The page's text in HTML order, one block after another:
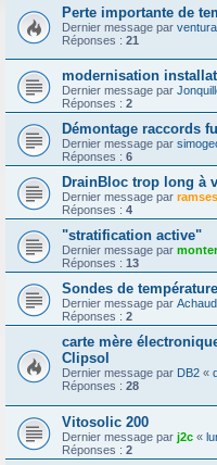
Perte importante de
Dernier message par ventura
Réponses : 21
modernisation
Dernier message par
Réponses : 2
Démontage raccords
Dernier message par
Réponses : 6
DrainBloc trop long à
Dernier message par ramses
Réponses : 4
"stratification active"
Dernier message par
Réponses : 13
Sondes de
Dernier message par
Réponses : 2
carte mère
Clipsol
Dernier message par DB2 «
Réponses : 28
Vitosolic 200
Dernier message par j2c «
Réponses : 2